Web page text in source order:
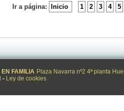
Ir a página: Inicio 1 2 3 4 5
FAMILIA Plaza Navarra nº2 4ª planta
- Ley de cookies